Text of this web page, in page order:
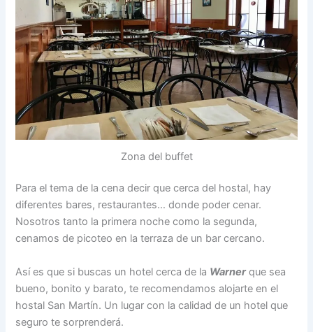
Zona del buffet
Para el tema de la cena decir que cerca del hostal, hay
diferentes bares, restaurantes… donde poder cenar.
Nosotros tanto la primera noche como la segunda,
cenamos de picoteo en la terraza de un bar cercano.
Así es que si buscas un hotel cerca de la Warnerque sea
bueno, bonito y barato, te recomendamos alojarte en el
hostal San Martín. Un lugar con la calidad de un hotel que
seguro te sorprenderá.